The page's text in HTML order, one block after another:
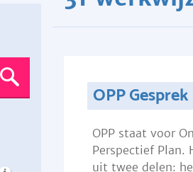
OPP Gesprek
OPP staat voor
Perspectief Plan.
uit twee delen: